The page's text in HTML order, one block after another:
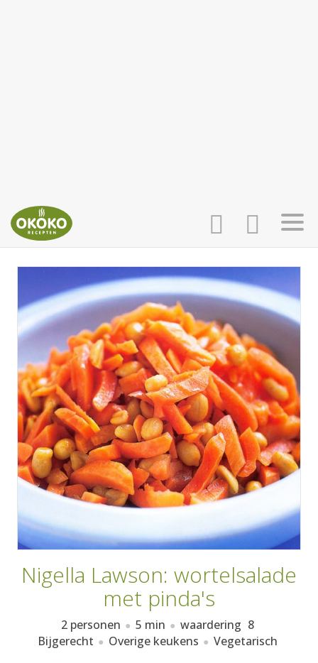
INLOGGEN
AANMELDEN
HOME
RECEPTEN
WEEKMENU'S
KOOKBOEKEN
Nigella Lawson: wortelsalade
met pinda's
2 personen 5 min waardering 8
Bijgerecht
Overige keukens Vegetarisch